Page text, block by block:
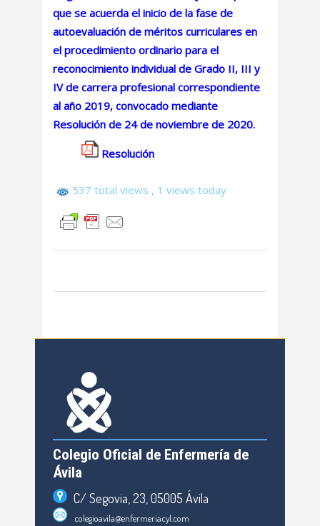
que se acuerda el inicio de la fase de
autoevaluación de méritos curriculares en
el procedimiento ordinario para el
reconocimiento individual de Grado II, III y
IV de carrera profesional correspondiente
al año 2019, convocado mediante
Resolución de 24 de noviembre de 2020.
Resolución
537 total views , 1 views today
Colegio Oficial de Enfermería de
Ávila
C/ Segovia, 23, 05005 Ávila
colegioavila@enfermeriacyl.com